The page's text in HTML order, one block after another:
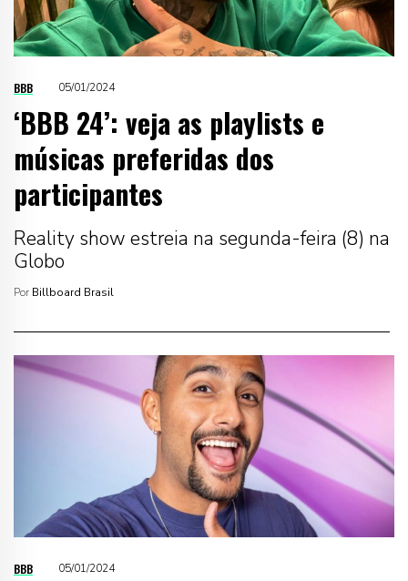
BBB 05/01/2024
‘BBB 24’: veja as playlists e
músicas preferidas dos
participantes
Reality show estreia na segunda-feira (8) na
Globo
Por Billboard Brasil
BBB 05/01/2024